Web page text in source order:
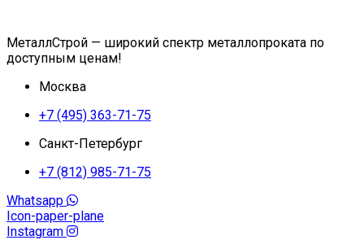
МеталлСтрой — широкий спектр металлопроката по
доступным ценам!
Москва
+7 (495) 363-71-75
Санкт-Петербург
+7 (812) 985-71-75
Whatsapp
Icon-paper-plane
Instagram